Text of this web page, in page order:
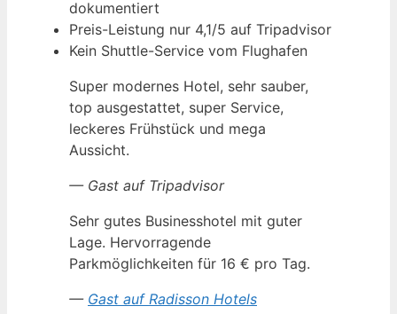
dokumentiert
Preis-Leistung nur 4,1/5 auf Tripadvisor
Kein Shuttle-Service vom Flughafen
Super modernes Hotel, sehr sauber,
top ausgestattet, super Service,
leckeres Frühstück und mega
Aussicht.
— Gast auf Tripadvisor
Sehr gutes Businesshotel mit guter
Lage. Hervorragende
Parkmöglichkeiten für 16 € pro Tag.
— Gast auf Radisson Hotels